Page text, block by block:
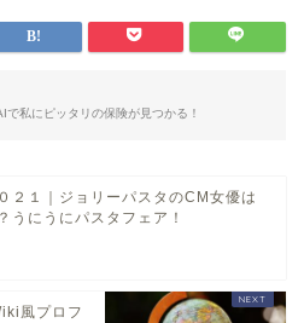
私にピッタリの保険が見つかる！
２１｜ジョリーパスタのCM女優は
うにうにパスタフェア！
風プロフ